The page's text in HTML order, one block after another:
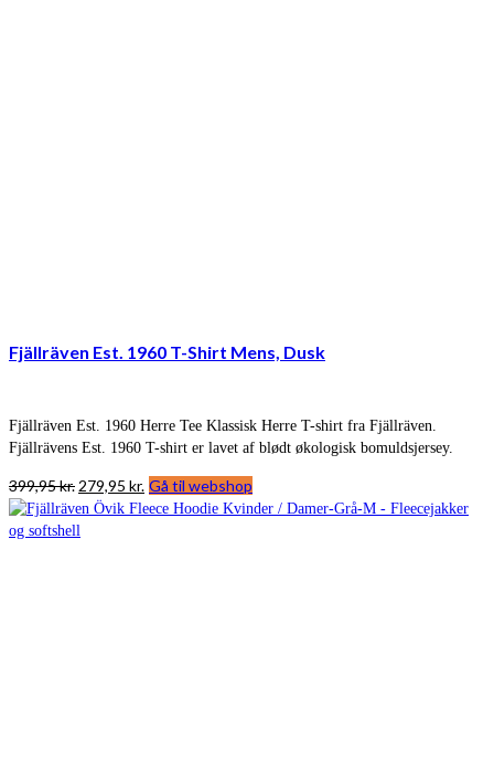
Fjällräven Est. 1960 T-Shirt Mens, Dusk
Fjällräven Est. 1960 Herre Tee Klassisk Herre T-shirt fra Fjällräven.
Fjällrävens Est. 1960 T-shirt er lavet af blødt økologisk bomuldsjersey.
399,95kr. Den
oprindelige
pris
279,95 kr. Den
aktuelle
Gå til webshop